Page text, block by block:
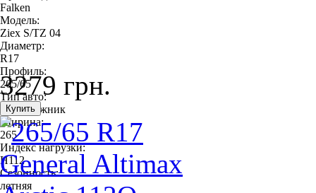
Falken
Модель:
Ziex S/TZ 04
Диаметр:
R17
Профиль:
265/65
Тип авто:
внедорожник
Ширина:
265
Индекс нагрузки:
H112
Сезонность:
летняя
3279 грн.